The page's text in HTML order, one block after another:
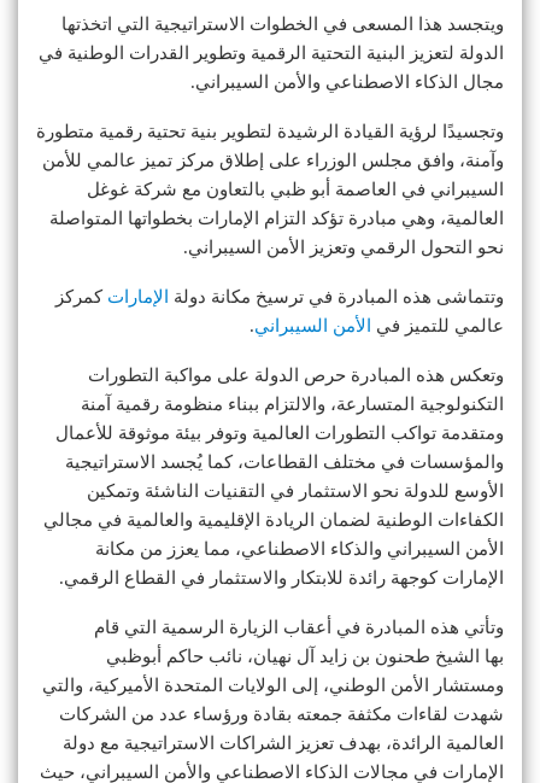
ويتجسد هذا المسعى في الخطوات الاستراتيجية التي اتخذتها
الدولة لتعزيز البنية التحتية الرقمية وتطوير القدرات الوطنية في
مجال الذكاء الاصطناعي والأمن السيبراني.
وتجسيدًا لرؤية القيادة الرشيدة لتطوير بنية تحتية رقمية متطورة
وآمنة، وافق مجلس الوزراء على إطلاق مركز تميز عالمي للأمن
السيبراني في العاصمة أبو ظبي بالتعاون مع شركة غوغل
العالمية، وهي مبادرة تؤكد التزام الإمارات بخطواتها المتواصلة
نحو التحول الرقمي وتعزيز الأمن السيبراني.
وتتماشى هذه المبادرة في ترسيخ مكانة دولة الإمارات كمركز
عالمي للتميز في
الأمن السيبراني.
وتعكس هذه المبادرة حرص الدولة على مواكبة التطورات
التكنولوجية المتسارعة، والالتزام ببناء منظومة رقمية آمنة
ومتقدمة تواكب التطورات العالمية وتوفر بيئة موثوقة للأعمال
والمؤسسات في مختلف القطاعات، كما يُجسد الاستراتيجية
الأوسع للدولة نحو الاستثمار في التقنيات الناشئة وتمكين
الكفاءات الوطنية لضمان الريادة الإقليمية والعالمية في مجالي
الأمن السيبراني والذكاء الاصطناعي، مما يعزز من مكانة
الإمارات كوجهة رائدة للابتكار والاستثمار في القطاع الرقمي.
وتأتي هذه المبادرة في أعقاب الزيارة الرسمية التي قام
بها الشيخ طحنون بن زايد آل نهيان، نائب حاكم أبوظبي
ومستشار الأمن الوطني، إلى الولايات المتحدة الأميركية، والتي
شهدت لقاءات مكثفة جمعته بقادة ورؤساء عدد من الشركات
العالمية الرائدة، بهدف تعزيز الشراكات الاستراتيجية مع دولة
الإمارات في مجالات الذكاء الاصطناعي والأمن السيبراني، حيث